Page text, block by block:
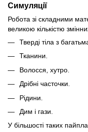
Симуляції
Робота зі складними
великою кількістю
Тверді тіла з
Тканини.
Волосся, хутро.
Дрібні часточки.
Рідини.
Дим і гази.
У більшості таких